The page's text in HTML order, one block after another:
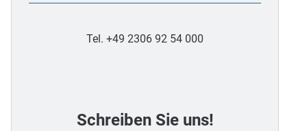
Tel. +49 2306 92 54 000
Schreiben Sie uns!